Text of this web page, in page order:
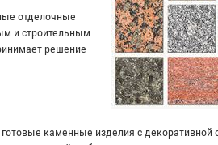
отделочные
и строительным
решение
каменные изделия с декоративной